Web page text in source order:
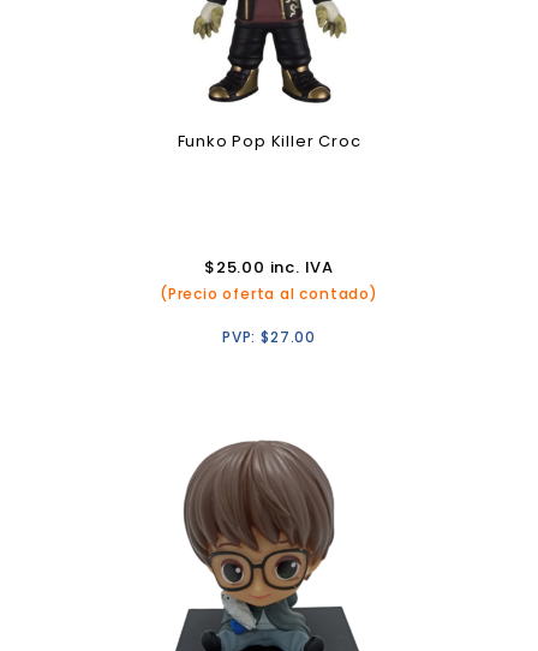
Funko Pop Killer Croc
$25.00 inc. IVA
(Precio oferta al contado)
PVP:$27.00